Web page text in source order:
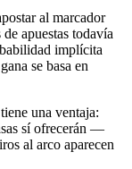
al marcador
apuestas todavía
implícita
se basa en
una ventaja:
sí ofrecerán —
al arco aparecen